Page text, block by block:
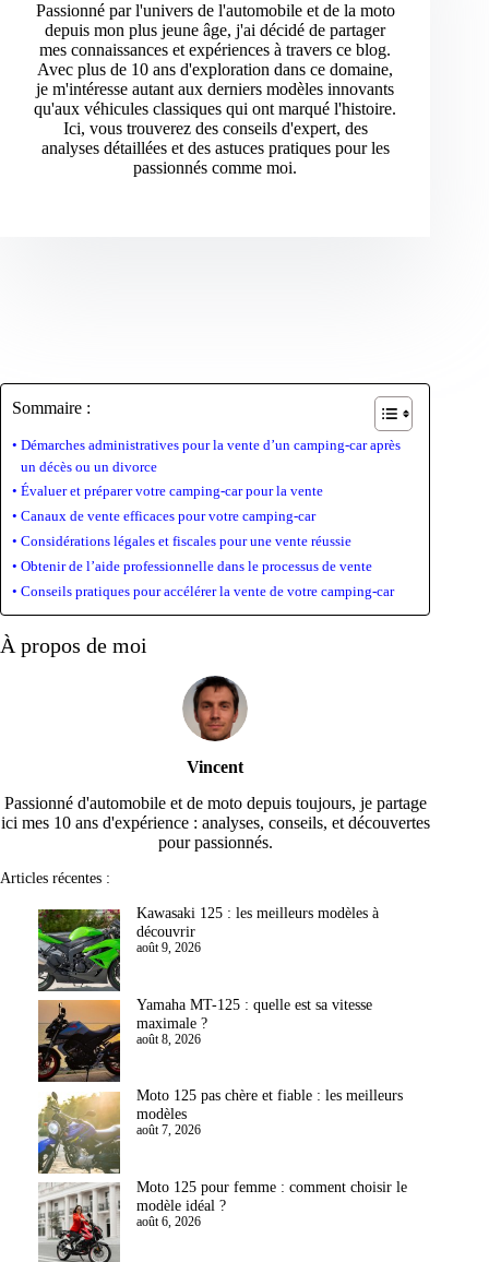
Passionné par l'univers de l'automobile et de la moto
depuis mon plus jeune âge, j'ai décidé de partager
mes connaissances et expériences à travers ce blog.
Avec plus de 10 ans d'exploration dans ce domaine,
je m'intéresse autant aux derniers modèles innovants
qu'aux véhicules classiques qui ont marqué l'histoire.
Ici, vous trouverez des conseils d'expert, des
analyses détaillées et des astuces pratiques pour les
passionnés comme moi.
Sommaire :
Démarches administratives pour la vente d’un camping-car après
un décès ou un divorce
Évaluer et préparer votre camping-car pour la vente
Canaux de vente efficaces pour votre camping-car
Considérations légales et fiscales pour une vente réussie
Obtenir de l’aide professionnelle dans le processus de vente
Conseils pratiques pour accélérer la vente de votre camping-car
À propos de moi
Vincent
Passionné d'automobile et de moto depuis toujours, je partage
ici mes 10 ans d'expérience : analyses, conseils, et découvertes
pour passionnés.
Articles récentes :
Kawasaki 125 : les meilleurs modèles à
découvrir
août 9, 2026
Yamaha MT-125 : quelle est sa vitesse
maximale ?
août 8, 2026
Moto 125 pas chère et fiable : les meilleurs
modèles
août 7, 2026
Moto 125 pour femme : comment choisir le
modèle idéal ?
août 6, 2026